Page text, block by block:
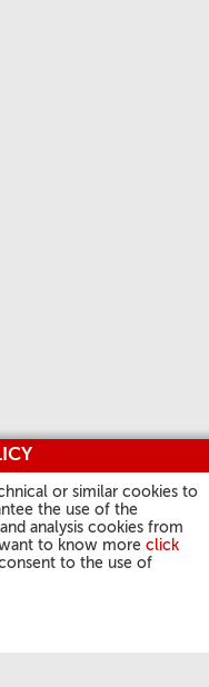
or similar cookies to
the use of the
analysis cookies from
to know more click
to the use of